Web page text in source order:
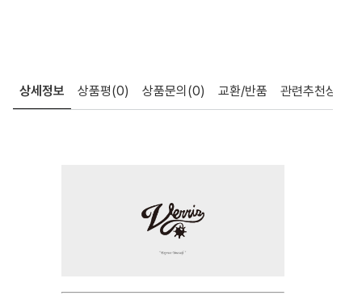
상세정보 상품평(0) 상품문의 (0) 교환/반품 관련추천상품